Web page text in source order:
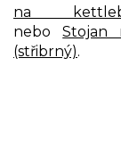
na
neboStojan
(střibrný).